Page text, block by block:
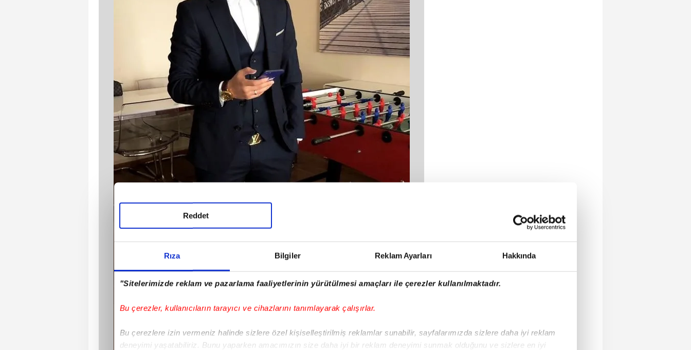
Rıza Bilgiler Reklam Ayarları Hakkında
"Sitelerimizde reklam ve pazarlama faaliyetlerinin yürütülmesi amaçları ile çerezler kullanılmaktadır.
Bu çerezler, kullanıcıların tarayıcı ve cihazlarını tanımlayarak çalışırlar.
Bu çerezlere izin vermeniz halinde sizlere özel kişiselleştirilmiş reklamlar sunabilir, sayfalarımızda sizlere daha iyi reklam
deneyimi yaşatabiliriz. Bunu yaparken amacımızın size daha iyi bir reklam deneyimi sunmak olduğunu ve sizlere en iyi
Reddet